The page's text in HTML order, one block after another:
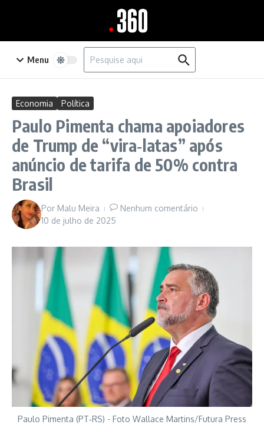
Menu
Procurar por:
Economia Política
Paulo Pimenta chama apoiadores
de Trump de “vira‑latas” após
anúncio de tarifa de 50% contra
Brasil
Por Malu Meira
Nenhum comentário
10 de julho de 2025
Paulo Pimenta (PT‑RS) - Foto Wallace Martins/Futura Press